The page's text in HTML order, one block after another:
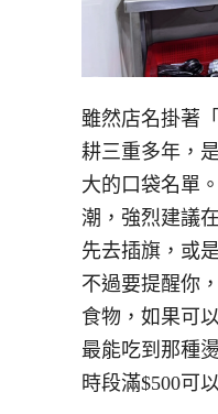
雖然店名掛著
耕三重多年，
大的口袋名單
潮，強烈建議
先去插旗，或
不過要提醒你
食物，如果可
最能吃到那種
時段滿$500可